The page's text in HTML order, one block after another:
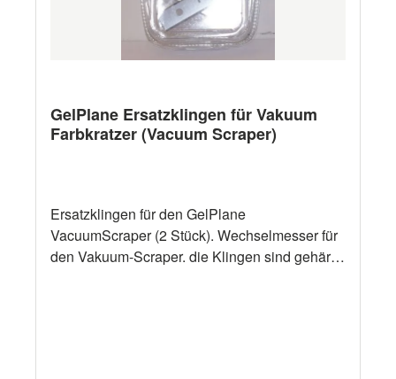
GelPlane Ersatzklingen für Vakuum
Farbkratzer (Vacuum Scraper)
Ersatzklingen für den GelPlane
VacuumScraper (2 Stück). Wechselmesser für
den Vakuum-Scraper. die Klingen sind gehärtet